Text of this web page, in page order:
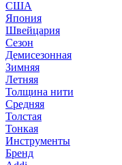
США
Япония
Швейцария
Сезон
Демисезонная
Зимняя
Летняя
Толщина нити
Средняя
Толстая
Тонкая
Инструменты
Бренд